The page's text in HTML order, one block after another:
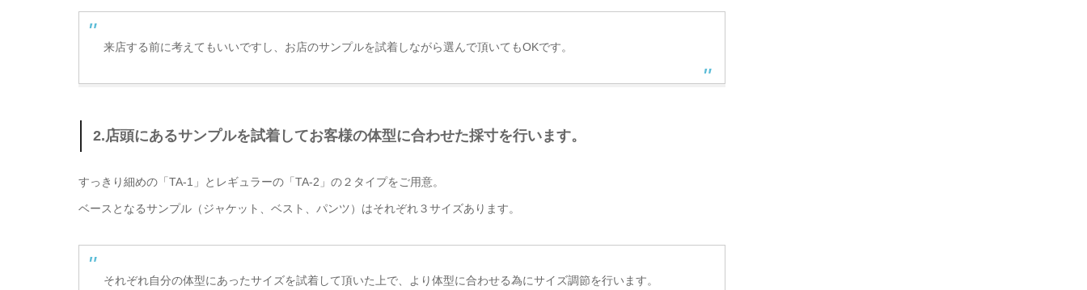
来店する前に考えてもいいですし、お店のサンプルを試着しながら選んで頂いてもOKです。
2.店頭にあるサンプルを試着してお客様の体型に合わせた採寸を行います。
すっきり細めの「TA-1」とレギュラーの「TA-2」の２タイプをご用意。
ベースとなるサンプル（ジャケット、ベスト、パンツ）はそれぞれ３サイズあります。
それぞれ自分の体型にあったサイズを試着して頂いた上で、より体型に合わせる為にサイズ調節を行います。